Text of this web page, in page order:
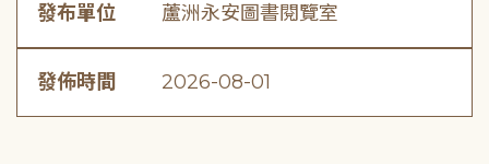
發布單位 蘆洲永安圖書閱覽室
發佈時間 2026-08-01